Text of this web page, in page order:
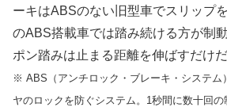
ーキはABSのない旧型車でスリップ
のABS搭載車では踏み続ける方が制
ポン踏みは止まる距離を伸ばすだけだ
※ ABS（アンチロック・ブレーキ・システム
ヤのロックを防ぐシステム。1秒間に数十回の